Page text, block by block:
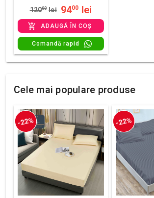
12000 lei 9400 lei
ADAUGĂ ÎN COȘ
Comandă rapid
Cele mai populare produse
-22% -22%